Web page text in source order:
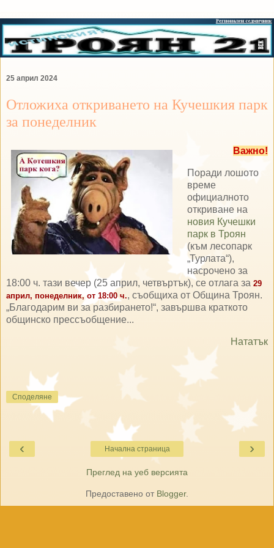
25 април 2024
Отложиха откриването на Кучешкия парк
за понеделник
Важно!
Поради лошото
време
официалното
откриване на
новия Кучешки
парк в Троян
(към лесопарк
„Турлата“),
насрочено за
18:00 ч. тази вечер (25 април, четвъртък), се отлага за 29
април, понеделник, от 18:00 ч., съобщиха от Община Троян.
„Благодарим ви за разбирането!“, завършва краткото
общинско прессъобщение...
Нататък
Споделяне
‹ ›
Начална страница
Преглед на уеб версията
Предоставено от Blogger.